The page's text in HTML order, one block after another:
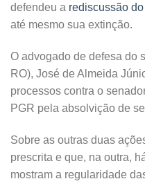
defendeu a rediscussão
até mesmo sua extinção.
O advogado de defesa do
RO), José de Almeida
processos contra o
PGR pela absolvição de
Sobre as outras duas
prescrita e que, na outra,
mostram a regularidade